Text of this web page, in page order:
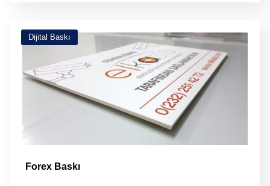
Dijital Baskı
Forex Baskı